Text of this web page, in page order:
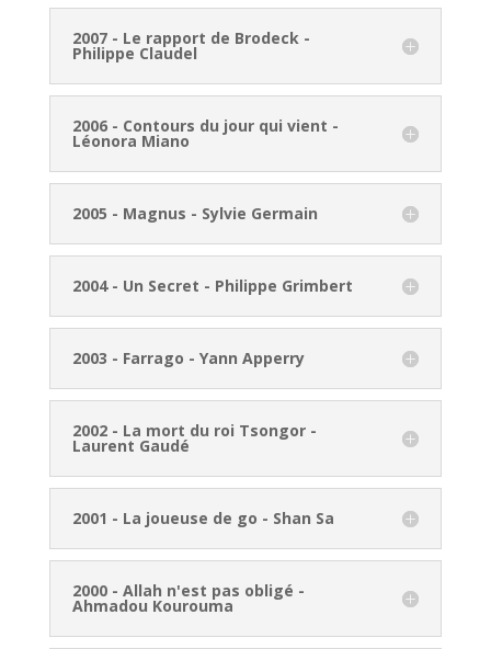
2007 - Le rapport de Brodeck -
Philippe Claudel
2006 - Contours du jour qui vient -
Léonora Miano
2005 - Magnus - Sylvie Germain
2004 - Un Secret - Philippe Grimbert
2003 - Farrago - Yann Apperry
2002 - La mort du roi Tsongor -
Laurent Gaudé
2001 - La joueuse de go - Shan Sa
2000 - Allah n'est pas obligé -
Ahmadou Kourouma